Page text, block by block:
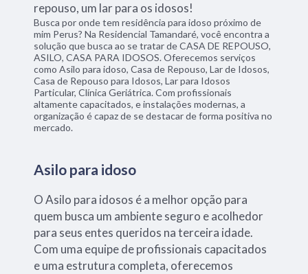
repouso, um lar para os idosos!
Busca por onde tem residência para idoso próximo de
mim Perus? Na Residencial Tamandaré, você encontra a
solução que busca ao se tratar de CASA DE REPOUSO,
ASILO, CASA PARA IDOSOS. Oferecemos serviços
como Asilo para idoso, Casa de Repouso, Lar de Idosos,
Casa de Repouso para Idosos, Lar para Idosos
Particular, Clínica Geriátrica. Com profissionais
altamente capacitados, e instalações modernas, a
organização é capaz de se destacar de forma positiva no
mercado.
Asilo para idoso
O Asilo para idosos é a melhor opção para
quem busca um ambiente seguro e acolhedor
para seus entes queridos na terceira idade.
Com uma equipe de profissionais capacitados
e uma estrutura completa, oferecemos